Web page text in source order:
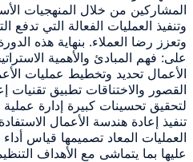
المشاركين من خلال المنهجيات
وتنفيذ العمليات الفعالة التي تدفع
وتعزز رضا العملاء. بنهاية هذه
على: فهم المبادئ والأهمية
الأعمال تحديد وتخطيط عمليات
القصور والاختناقات تطبيق تقنيات
لتحقيق تحسينات كبيرة إدارة عملية
تنفيذ إعادة هندسة الأعمال
العمليات المعاد تصميمها قياس
عليها بما يتماشى مع الأهداف